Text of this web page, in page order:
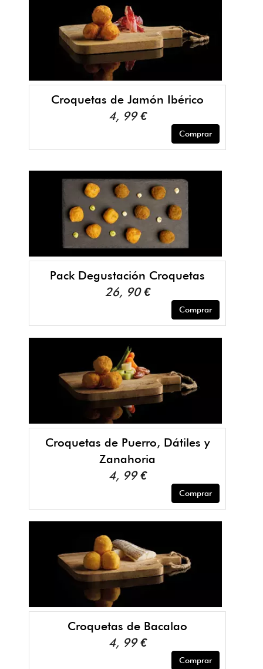
Croquetas de Jamón Ibérico
4, 99 €
Comprar
Pack Degustación Croquetas
26, 90 €
Comprar
Croquetas de Puerro, Dátiles y
Zanahoria
4, 99 €
Comprar
Croquetas de Bacalao
4, 99 €
Comprar